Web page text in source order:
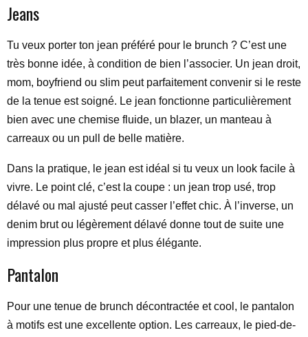
Jeans
Tu veux porter ton jean préféré pour le brunch ? C’est une
très bonne idée, à condition de bien l’associer. Un jean droit,
mom, boyfriend ou slim peut parfaitement convenir si le reste
de la tenue est soigné. Le jean fonctionne particulièrement
bien avec une chemise fluide, un blazer, un manteau à
carreaux ou un pull de belle matière.
Dans la pratique, le jean est idéal si tu veux un look facile à
vivre. Le point clé, c’est la coupe : un jean trop usé, trop
délavé ou mal ajusté peut casser l’effet chic. À l’inverse, un
denim brut ou légèrement délavé donne tout de suite une
impression plus propre et plus élégante.
Pantalon
Pour une tenue de brunch décontractée et cool, le pantalon
à motifs est une excellente option. Les carreaux, le pied-de-